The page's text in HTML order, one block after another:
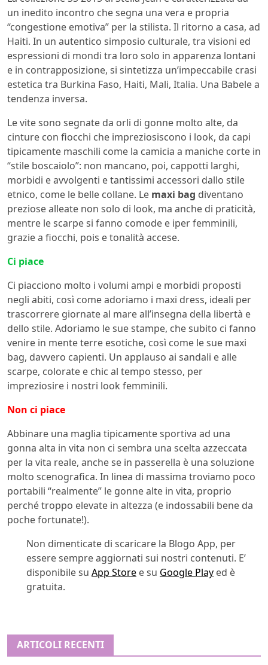
un inedito incontro che segna una vera e propria
“congestione emotiva” per la stilista. Il ritorno a casa, ad
Haiti. In un autentico simposio culturale, tra visioni ed
espressioni di mondi tra loro solo in apparenza lontani
e in contrapposizione, si sintetizza un’impeccabile crasi
estetica tra Burkina Faso, Haiti, Mali, Italia. Una Babele a
tendenza inversa.
Le vite sono segnate da orli di gonne molto alte, da
cinture con fiocchi che impreziosiscono i look, da capi
tipicamente maschili come la camicia a maniche corte in
“stile boscaiolo”: non mancano, poi, cappotti larghi,
morbidi e avvolgenti e tantissimi accessori dallo stile
etnico, come le belle collane. Le maxi bag diventano
preziose alleate non solo di look, ma anche di praticità,
mentre le scarpe si fanno comode e iper femminili,
grazie a fiocchi, pois e tonalità accese.
Ci piace
Ci piacciono molto i volumi ampi e morbidi proposti
negli abiti, così come adoriamo i maxi dress, ideali per
trascorrere giornate al mare all’insegna della libertà e
dello stile. Adoriamo le sue stampe, che subito ci fanno
venire in mente terre esotiche, così come le sue maxi
bag, davvero capienti. Un applauso ai sandali e alle
scarpe, colorate e chic al tempo stesso, per
impreziosire i nostri look femminili.
Non ci piace
Abbinare una maglia tipicamente sportiva ad una
gonna alta in vita non ci sembra una scelta azzeccata
per la vita reale, anche se in passerella è una soluzione
molto scenografica. In linea di massima troviamo poco
portabili “realmente” le gonne alte in vita, proprio
perché troppo elevate in altezza (e indossabili bene da
poche fortunate!).
Non dimenticate di scaricare la Blogo App, per
essere sempre aggiornati sui nostri contenuti. E’
disponibile su App Store e su Google Play ed è
gratuita.
ARTICOLI RECENTI